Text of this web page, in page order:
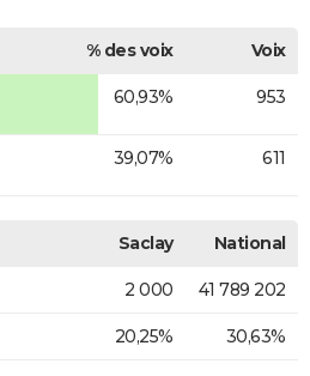
% des voix
Voix
60,93% 953
39,07% 611
Saclay National
2 000 41 789 202
20,25% 30,63%